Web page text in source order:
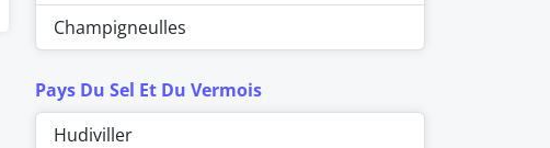
Champigneulles
Pays Du Sel Et Du Vermois
Hudiviller